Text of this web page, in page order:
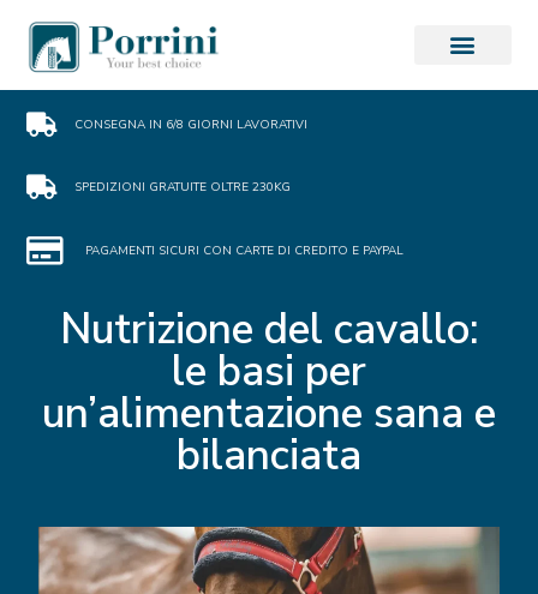
CONSEGNA IN 6/8 GIORNI LAVORATIVI
SPEDIZIONI GRATUITE OLTRE 230KG
PAGAMENTI SICURI CON CARTE DI CREDITO E PAYPAL
Nutrizione del cavallo:
le basi per
un’alimentazione sana e
bilanciata